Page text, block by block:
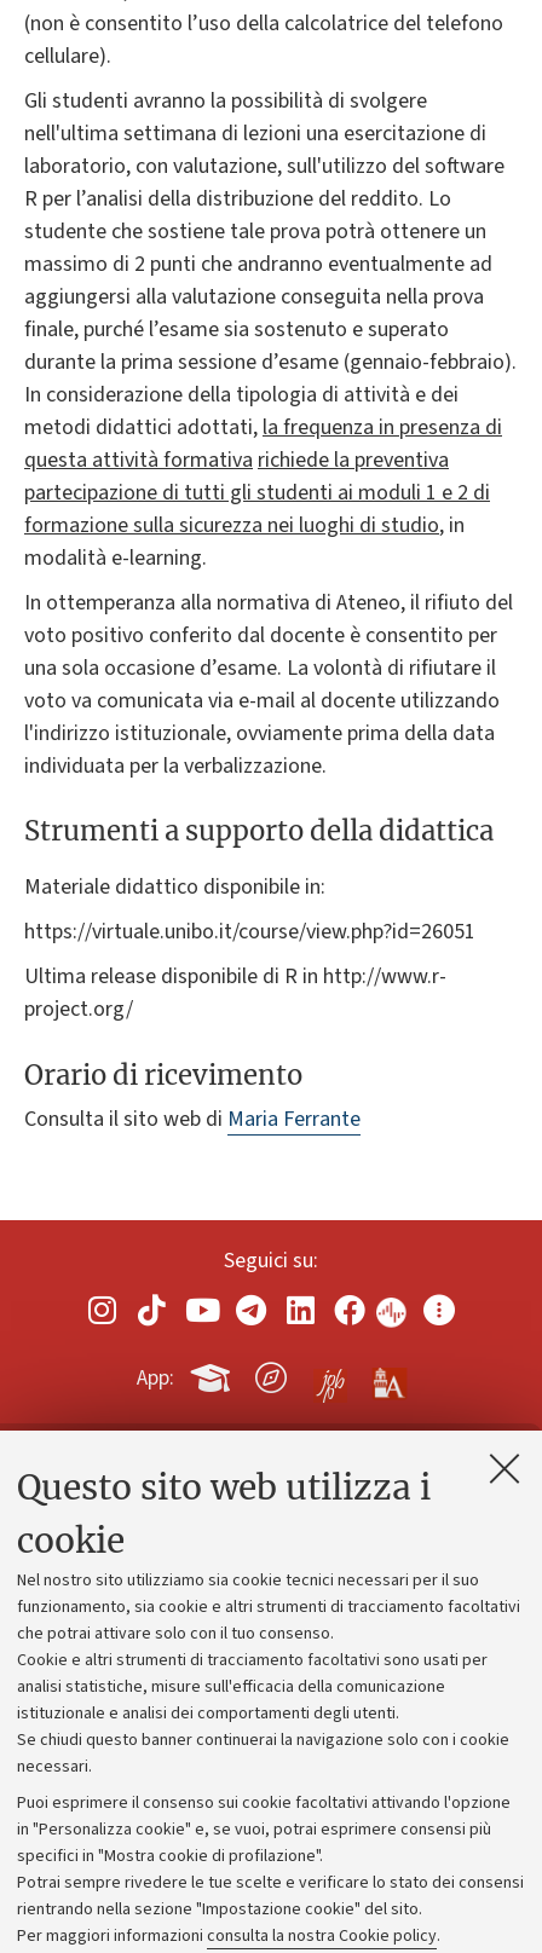
Questo sito web utilizza i
cookie
Nel nostro sito utilizziamo sia cookie tecnici necessari per il suo
funzionamento, sia cookie e altri strumenti di tracciamento facoltativi
che potrai attivare solo con il tuo consenso.
Cookie e altri strumenti di tracciamento facoltativi sono usati per
analisi statistiche, misure sull'efficacia della comunicazione
istituzionale e analisi dei comportamenti degli utenti.
Se chiudi questo banner continuerai la navigazione solo con i cookie
necessari.
Puoi esprimere il consenso sui cookie facoltativi attivando l'opzione
in "Personalizza cookie" e, se vuoi, potrai esprimere consensi più
specifici in "Mostra cookie di profilazione".
Potrai sempre rivedere le tue scelte e verificare lo stato dei consensi
rientrando nella sezione "Impostazione cookie" del sito.
Per maggiori informazioni consulta la nostra Cookie policy.
(non è consentito l’uso della calcolatrice del telefono
cellulare).
Gli studenti avranno la possibilità di svolgere
nell'ultima settimana di lezioni una esercitazione di
laboratorio, con valutazione, sull'utilizzo del software
R per l’analisi della distribuzione del reddito. Lo
studente che sostiene tale prova potrà ottenere un
massimo di 2 punti che andranno eventualmente ad
aggiungersi alla valutazione conseguita nella prova
finale, purché l’esame sia sostenuto e superato
durante la prima sessione d’esame (gennaio-febbraio).
In considerazione della tipologia di attività e dei
metodi didattici adottati, la frequenza in presenza di
questa attività formativa richiede la preventiva
partecipazione di tutti gli studenti ai moduli 1 e 2 di
formazione sulla sicurezza nei luoghi di studio, in
modalità e-learning.
In ottemperanza alla normativa di Ateneo, il rifiuto del
voto positivo conferito dal docente è consentito per
una sola occasione d’esame. La volontà di rifiutare il
voto va comunicata via e-mail al docente utilizzando
l'indirizzo istituzionale, ovviamente prima della data
individuata per la verbalizzazione.
Strumenti a supporto della didattica
Materiale didattico disponibile in:
https://virtuale.unibo.it/course/view.php?id=26051
Ultima release disponibile di R in http://www.r-
project.org/
Orario di ricevimento
Consulta il sito web di Maria Ferrante
Seguici su:
App:
Contatti e PEC
Alumni community
Piano strategico
Bilanci
Donazioni e 5x1000
Bandi, gare e concorsi
Albo online
Amministrazione trasparente
Atti di notifica